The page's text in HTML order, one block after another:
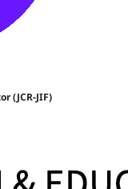
(JCR-JIF)